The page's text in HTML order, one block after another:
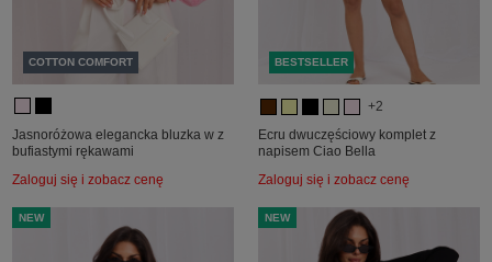
COTTON COMFORT
Jasnoróżowa elegancka bluzka w z
bufiastymi rękawami
Zaloguj się i zobacz cenę
BESTSELLER
+2
Ecru dwuczęściowy komplet z
napisem Ciao Bella
Zaloguj się i zobacz cenę
NEW NEW